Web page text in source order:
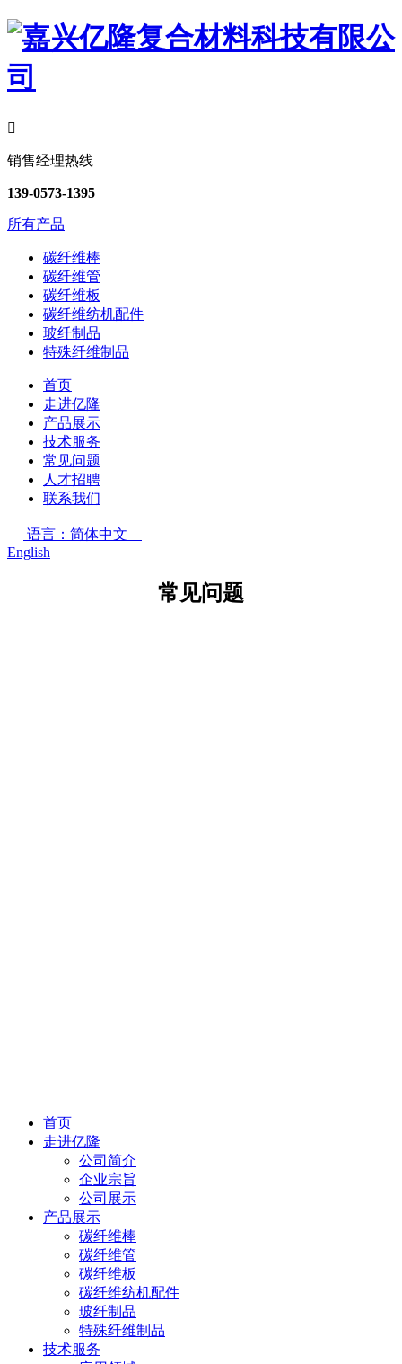

销售经理热线
139-0573-1395
所有产品
碳纤维棒
碳纤维管
碳纤维板
碳纤维纺机配件
玻纤制品
特殊纤维制品
首页
走进亿隆
产品展示
技术服务
常见问题
人才招聘
联系我们
语言：简体中文
English
常见问题
首页
走进亿隆
公司简介
企业宗旨
公司展示
产品展示
碳纤维棒
碳纤维管
碳纤维板
碳纤维纺机配件
玻纤制品
特殊纤维制品
技术服务